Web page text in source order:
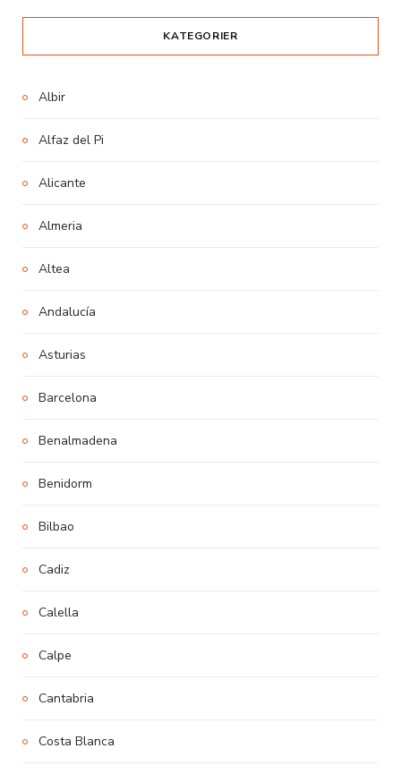
KATEGORIER
Albir
Alfaz del Pi
Alicante
Almeria
Altea
Andalucía
Asturias
Barcelona
Benalmadena
Benidorm
Bilbao
Cadiz
Calella
Calpe
Cantabria
Costa Blanca